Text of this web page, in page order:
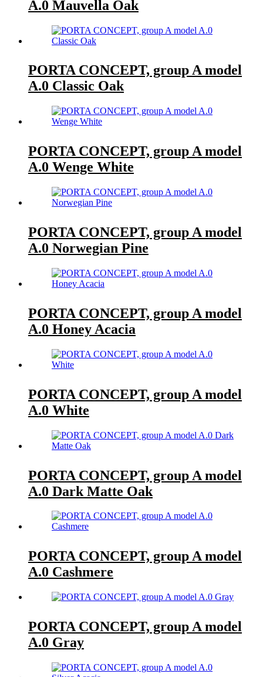
A.0 Mauvella Oak
PORTA CONCEPT, group A model
A.0 Classic Oak
PORTA CONCEPT, group A model
A.0 Wenge White
PORTA CONCEPT, group A model
A.0 Norwegian Pine
PORTA CONCEPT, group A model
A.0 Honey Acacia
PORTA CONCEPT, group A model
A.0 White
PORTA CONCEPT, group A model
A.0 Dark Matte Oak
PORTA CONCEPT, group A model
A.0 Cashmere
PORTA CONCEPT, group A model
A.0 Gray